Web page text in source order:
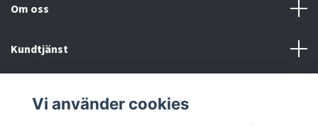
Om oss
Kundtjänst
Vi använder cookies